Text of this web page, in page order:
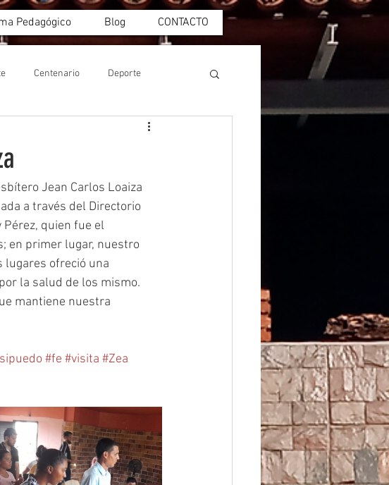
Pedagógico Blog CONTACTO
Centenario Deporte
Jean Carlos Loaiza
a través del Directorio
Pérez, quien fue el
en primer lugar, nuestro
lugares ofreció una
la salud de los mismo.
mantiene nuestra
#fe #visita #Zea